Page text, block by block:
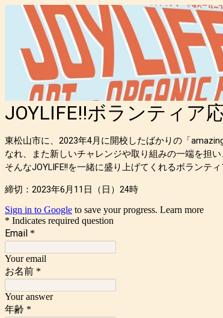
JOYLIFE!!ボランティア
東松山市に、2023年4月に開校したばかりの「
なれ、また新しいチャレンジや取り組みの一端を担
そんなJOYLIFE!!を一緒に盛り上げてくれるボランティ
締切： 2023年6月 11 日（日） 24時
Sign in to Google to save your progress. Learn more
* Indicates required question
Email *
Your email
お名前 *
Your answer
年齢 *